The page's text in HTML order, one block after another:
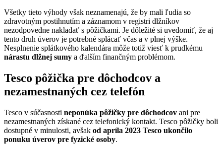
Všetky tieto výhody však neznamenajú, že by mali ľudia so
zdravotným postihnutím a záznamom v registri dlžníkov
nezodpovedne nakladať s pôžičkami. Je dôležité si uvedomiť, že aj
tento druh úverov je potrebné splácať včas a v plnej výške.
Nesplnenie splátkového kalendára môže totiž viesť k prudkému
nárastu dlžnej sumy a ďalším finančným problémom.
Tesco pôžička pre dôchodcov a
nezamestnaných cez telefón
Tesco v súčasnosti neponúka pôžičky pre dôchodcov ani pre
nezamestnaných získané cez telefonický kontakt. Tesco pôžičky boli
dostupné v minulosti, avšak od apríla 2023 Tesco ukončilo
ponuku úverov pre fyzické osoby.